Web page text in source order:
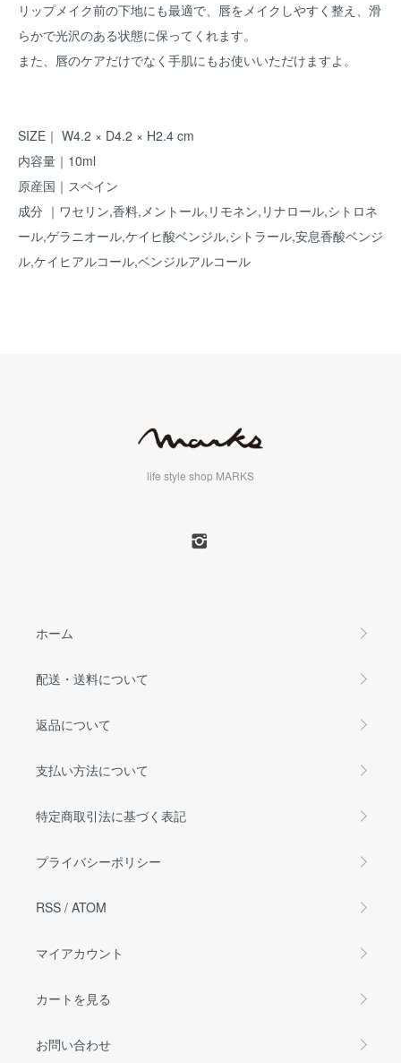
リップメイク前の下地にも最適で、唇をメイクしやすく整え、滑
らかで光沢のある状態に保ってくれます。
また、唇のケアだけでなく手肌にもお使いいただけますよ。
SIZE｜ W4.2 × D4.2 × H2.4 cm
内容量｜10ml
原産国｜スペイン
成分 ｜ワセリン,香料,メントール,リモネン,リナロール,シトロネ
ール,ゲラニオール,ケイヒ酸ベンジル,シトラール,安息香酸ベンジ
ル,ケイヒアルコール,ベンジルアルコール
life style shop MARKS
ホーム
配送・送料について
返品について
支払い方法について
特定商取引法に基づく表記
プライバシーポリシー
RSS / ATOM
マイアカウント
カートを見る
お問い合わせ